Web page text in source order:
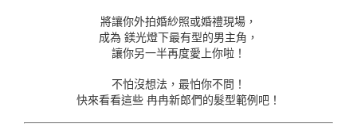
將讓你外拍婚紗照或婚禮現場，
成為 鎂光燈下最有型的男主角，
讓你另一半再度愛上你啦！
不怕沒想法，最怕你不問！
快來看看這些 冉冉新郎們的髮型範例吧！